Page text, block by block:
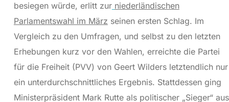
besiegen würde, erlitt zur niederländischen
Parlamentswahl im März seinen ersten Schlag. Im
Vergleich zu den Umfragen, und selbst zu den letzten
Erhebungen kurz vor den Wahlen, erreichte die Partei
für die Freiheit (PVV) von Geert Wilders letztendlich nur
ein unterdurchschnittliches Ergebnis. Stattdessen ging
Ministerpräsident Mark Rutte als politischer „Sieger“ aus